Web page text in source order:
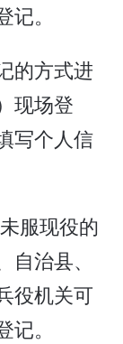
。
的方式进
现场登
写个人信
服现役的
治县、
役机关可
。